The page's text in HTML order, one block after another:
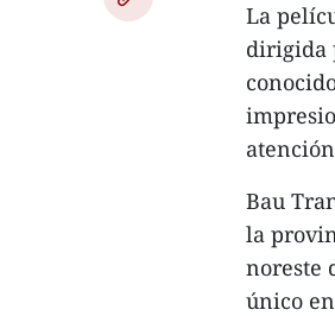
La
dirigida
Bau
la
noreste
único